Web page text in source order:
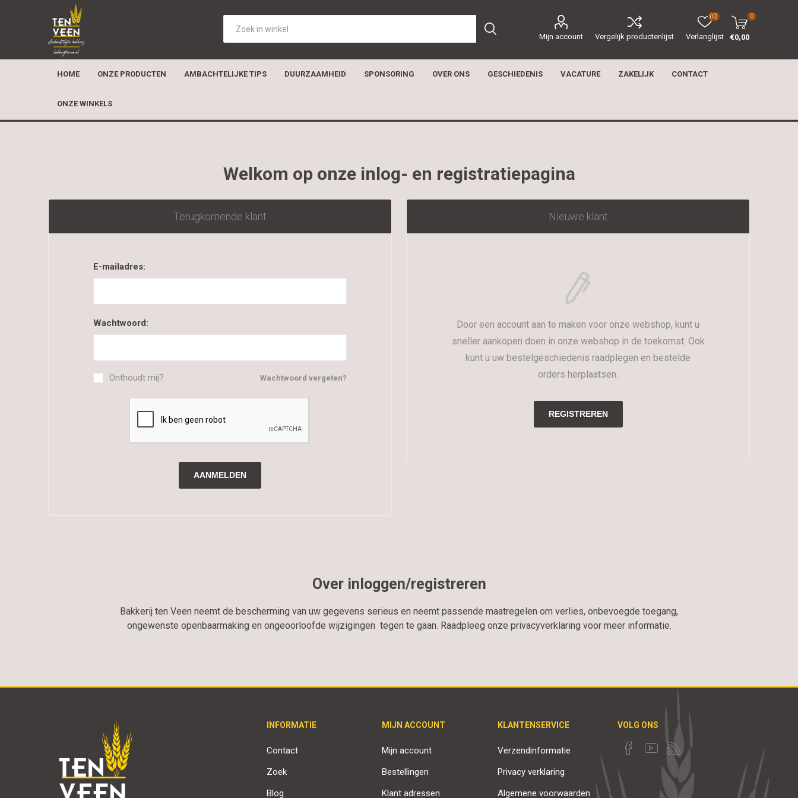
Mijn account Vergelijk productenlijst Verlanglijst
(0) 0
€0,00
HOME ONZE PRODUCTEN AMBACHTELIJKE TIPS DUURZAAMHEID SPONSORING OVER ONS GESCHIEDENIS VACATURE ZAKELIJK CONTACT
ONZE WINKELS
Welkom op onze inlog- en registratiepagina
Nieuwe klant
Door een account aan te maken voor onze webshop, kunt u
sneller aankopen doen in onze webshop in de toekomst. Ook
kunt u uw bestelgeschiedenis raadplegen en bestelde
orders herplaatsen.
Terugkomende klant
E-mailadres:
Wachtwoord:
Wachtwoord vergeten?
Onthoudt mij?
Over inloggen/registreren
Bakkerij ten Veen neemt de bescherming van uw gegevens serieus en neemt passende maatregelen om verlies, onbevoegde toegang,
ongewenste openbaarmaking en ongeoorloofde wijzigingen tegen te gaan. Raadpleeg onze privacyverklaring voor meer informatie.
INFORMATIE
Contact
Zoek
Blog
MIJN ACCOUNT
Mijn account
Bestellingen
Klant adressen
KLANTENSERVICE
Verzendinformatie
Privacy verklaring
Algemene voorwaarden
VOLG ONS